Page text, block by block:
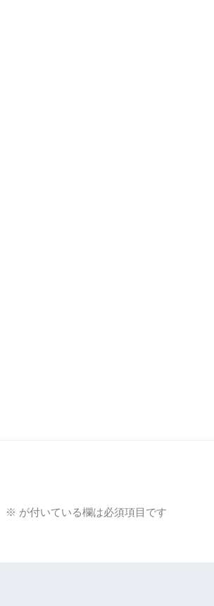
※ が付いている欄は必須項目です